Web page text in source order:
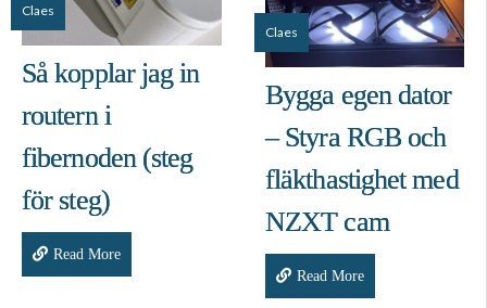
Claes
Så kopplar jag in
routern i
fibernoden (steg
för steg)
Read More
Claes
Bygga egen dator
– Styra RGB och
fläkthastighet med
NZXT cam
Read More